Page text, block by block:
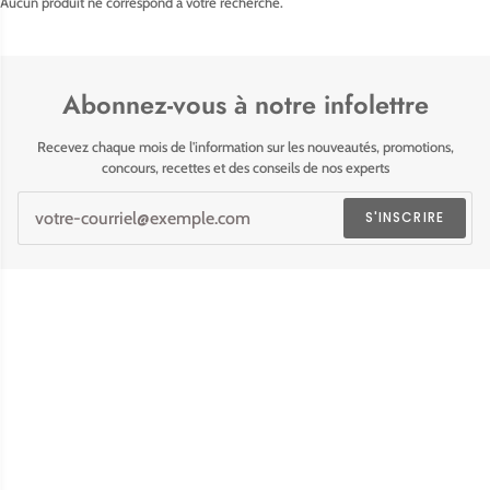
Abonnez-vous à notre infolettre
Recevez chaque mois de l'information sur les nouveautés, promotions,
concours, recettes et des conseils de nos experts
S'INSCRIRE